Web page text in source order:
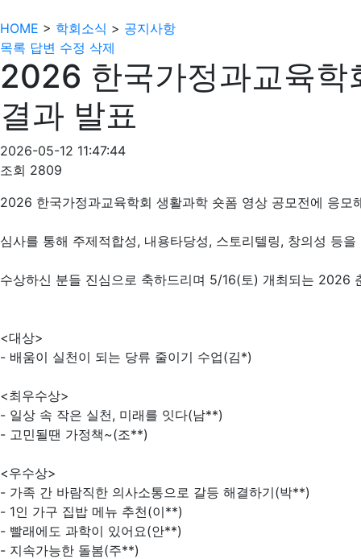
HOME > 학회소식 > 공지사항
목록 답변 수정 삭제
2026 한국가정과교육학
결과 발표
2026-05-12 11:47:44
조회 2809
2026 한국가정과교육학회 생활과학 숏폼 영상 공모전에 응모
심사를 통해 주제적합성, 내용타당성, 스토리텔링, 창의성 등
수상하신 분들 진심으로 축하드리며 5/16(토) 개최되는 2026
<대상>
- 배움이 실천이 되는 당류 줄이기 수업(김*)
<최우수상>
- 일상 속 작은 실천, 미래를 잇다(남**)
- 고민될땐 가정책~(조**)
<우수상>
- 가족 간 바람직한 의사소통으로 갈등 해결하기(박**)
- 1인 가구 집밥 메뉴 추천(이**)
- 빨래에도 과학이 있어요(안**)
- 지속가능한 돌봄(주**)